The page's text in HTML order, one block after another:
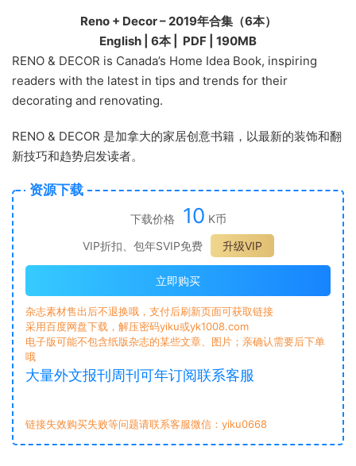
Reno + Decor – 2019年合集（6本）
English | 6本 | PDF | 190MB
RENO & DECOR is Canada’s Home Idea Book, inspiring
readers with the latest in tips and trends for their
decorating and renovating.
RENO & DECOR 是加拿大的家居创意书籍，以最新的装饰和翻
新技巧和趋势启发读者。
资源下载
下载价格 10 K币
VIP折扣、包年SVIP免费
升级VIP
立即购买
杂志素材售出后不退换哦，支付后刷新页面可获取链接
采用百度网盘下载，解压密码yiku或yk1008.com
电子版可能不包含纸版杂志的某些文章、图片；亲确认需要后下单
哦
大量外文报刊周刊可年订阅联系客服
链接失效购买失败等问题请联系客服微信：yiku0668